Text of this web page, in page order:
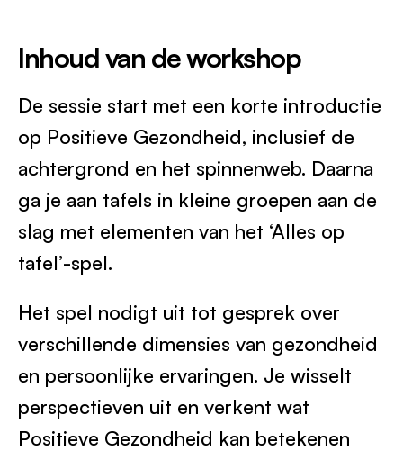
Inhoud van de workshop
De sessie start met een korte introductie
op Positieve Gezondheid, inclusief de
achtergrond en het spinnenweb. Daarna
ga je aan tafels in kleine groepen aan de
slag met elementen van het ‘Alles op
tafel’-spel.
Het spel nodigt uit tot gesprek over
verschillende dimensies van gezondheid
en persoonlijke ervaringen. Je wisselt
perspectieven uit en verkent wat
Positieve Gezondheid kan betekenen